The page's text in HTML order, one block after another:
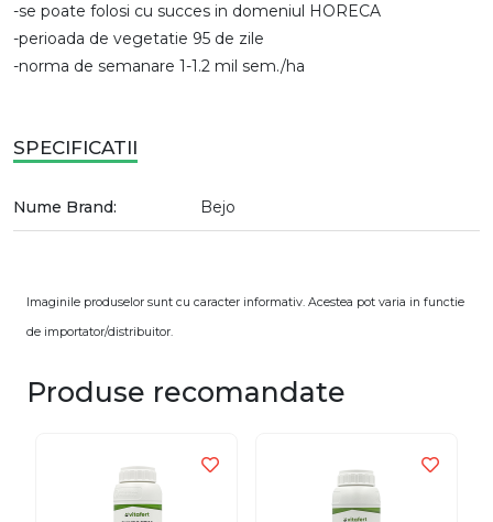
-se poate folosi cu succes in domeniul HORECA
-perioada de vegetatie 95 de zile
-norma de semanare 1-1.2 mil sem./ha
SPECIFICATII
Nume Brand: Bejo
Imaginile produselor sunt cu caracter informativ. Acestea pot varia in functie
de importator/distribuitor.
Produse recomandate